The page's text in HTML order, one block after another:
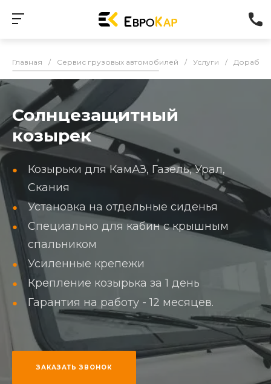
Главная / Сервис грузовых автомобилей / Услуги /
Солнцезащитный
козырек
Козырьки для КамАЗ, Газель, Урал,
Скания
Установка на отдельные сиденья
Специально для кабин с крышным
спальником
Усиленные крепежи
Крепление козырька за 1 день
Гарантия на работу - 12 месяцев.
ЗАКАЗАТЬ ЗВОНОК